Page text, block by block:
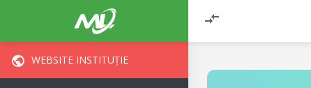
WEBSITE INSTITUȚIE